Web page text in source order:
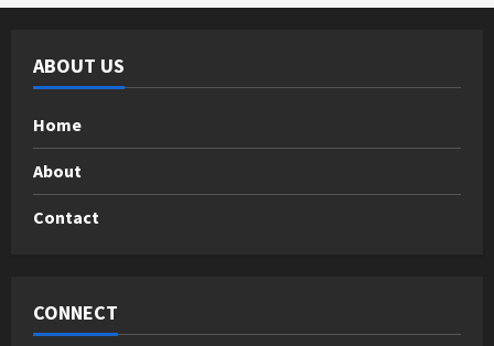
ABOUT US
Home
About
Contact
CONNECT